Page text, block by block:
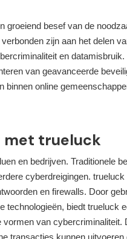
groeiend besef van de
zijn aan het delen
en datamisbruik.
van geavanceerde
online
met trueluck
en bedrijven. Traditionele
cyberdreigingen.
en firewalls. Door
technologieën, biedt trueluck
van cybercriminaliteit.
transacties kunnen